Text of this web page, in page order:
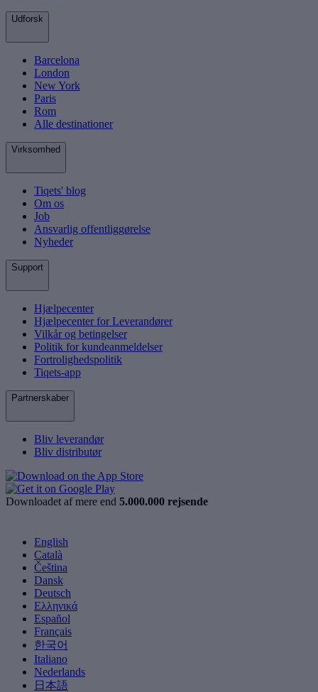
Udforsk
Barcelona
London
New York
Paris
Rom
Alle destinationer
Virksomhed
Tiqets' blog
Om os
Job
Ansvarlig offentliggørelse
Nyheder
Support
Hjælpecenter
Hjælpecenter for Leverandører
Vilkår og betingelser
Politik for kundeanmeldelser
Fortrolighedspolitik
Tiqets-app
Partnerskaber
Bliv leverandør
Bliv distributør
Downloadet af mere end 5.000.000 rejsende
English
Català
Čeština
Dansk
Deutsch
Ελληνικά
Español
Français
한국어
Italiano
Nederlands
日本語